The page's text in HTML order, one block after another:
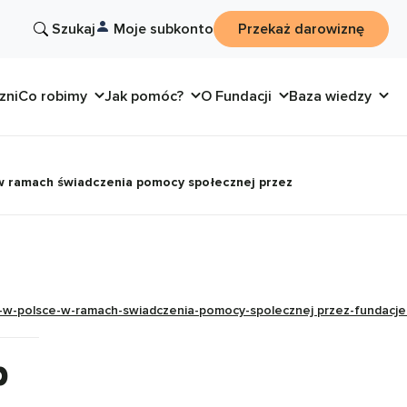
Szukaj Moje subkonto Przekaż darowiznę
Co robimy Jak pomóc? O Fundacji Baza wiedzy
świadczenia pomocy społecznej przez
w-ramach-swiadczenia-pomocy-spolecznej przez-fundacje-